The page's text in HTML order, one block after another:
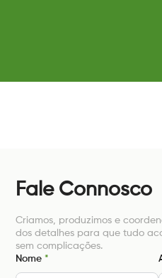
Fale Connosco
Criamos, produzimos e
dos detalhes para que tudo
sem complicações.
Nome *